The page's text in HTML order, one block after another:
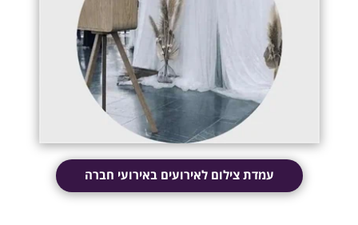
עמדת צילום לאירועים באירועי חברה